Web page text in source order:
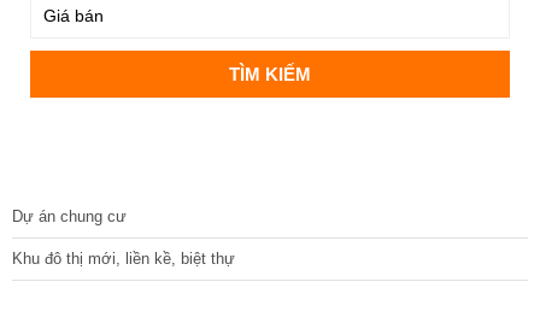
Dự án chung cư
Khu đô thị mới, liền kề, biệt thự